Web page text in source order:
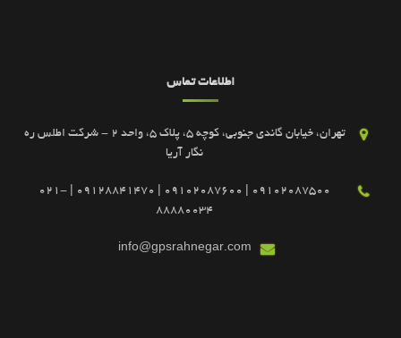
اطلاعات تماس
تهران، خیابان گاندی جنوبی، کوچه 5، پلاک 5، واحد 2 - شرکت اطلس ره
نگار آریا
09102087500 | 09102087600 | 09128841470 | 021-
88880034
info@gpsrahnegar.com